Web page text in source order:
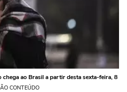
ao Brasil a partir desta sexta-feira, 8
CONTEÚDO